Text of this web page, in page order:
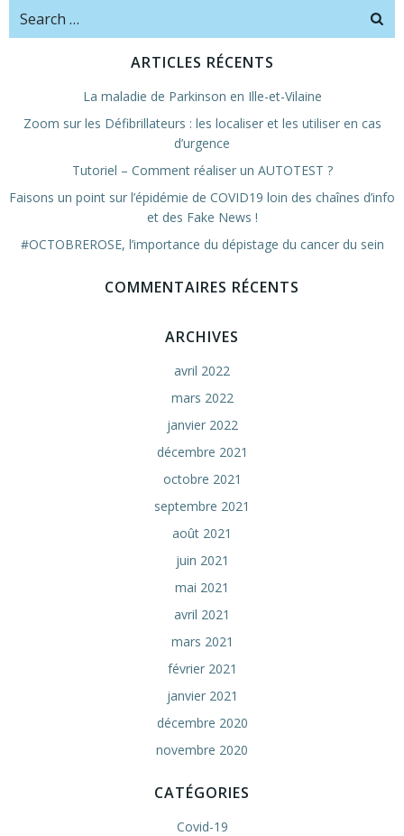
Search
ARTICLES RÉCENTS
La maladie de Parkinson en Ille-et-Vilaine
Zoom sur les Défibrillateurs : les localiser et les utiliser en cas
d’urgence
Tutoriel – Comment réaliser un AUTOTEST ?
Faisons un point sur l’épidémie de COVID19 loin des chaînes d’info
et des Fake News !
#OCTOBREROSE, l’importance du dépistage du cancer du sein
COMMENTAIRES RÉCENTS
ARCHIVES
avril 2022
mars 2022
janvier 2022
décembre 2021
octobre 2021
septembre 2021
août 2021
juin 2021
mai 2021
avril 2021
mars 2021
février 2021
janvier 2021
décembre 2020
novembre 2020
CATÉGORIES
Covid-19